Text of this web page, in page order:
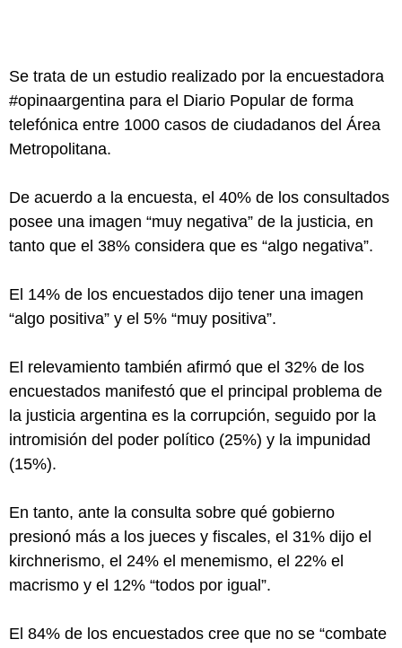
Se trata de un estudio realizado por la encuestadora
#opinaargentina para el Diario Popular de forma
telefónica entre 1000 casos de ciudadanos del Área
Metropolitana.
De acuerdo a la encuesta, el 40% de los consultados
posee una imagen “muy negativa” de la justicia, en
tanto que el 38% considera que es “algo negativa”.
El 14% de los encuestados dijo tener una imagen
“algo positiva” y el 5% “muy positiva”.
El relevamiento también afirmó que el 32% de los
encuestados manifestó que el principal problema de
la justicia argentina es la corrupción, seguido por la
intromisión del poder político (25%) y la impunidad
(15%).
En tanto, ante la consulta sobre qué gobierno
presionó más a los jueces y fiscales, el 31% dijo el
kirchnerismo, el 24% el menemismo, el 22% el
macrismo y el 12% “todos por igual”.
El 84% de los encuestados cree que no se “combate